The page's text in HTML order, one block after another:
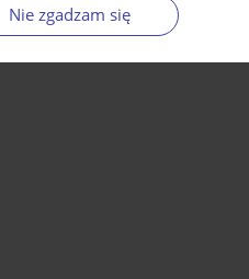
Nie zgadzam się